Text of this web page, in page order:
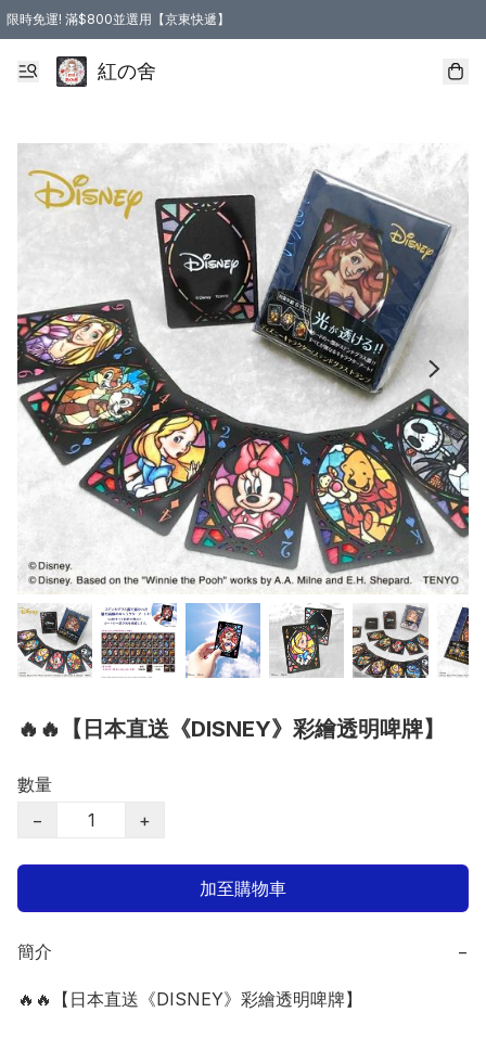
限時免運! 滿$800並選用【京東快遞】
紅の舍
🔥🔥【日本直送《DISNEY》彩繪透明啤牌】
數量
−
+
加至購物車
簡介 −
🔥🔥【日本直送《DISNEY》彩繪透明啤牌】